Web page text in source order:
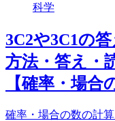
科学
3C2や3C1の
方法・答え・
【確率・場合
確率・場合の数の計